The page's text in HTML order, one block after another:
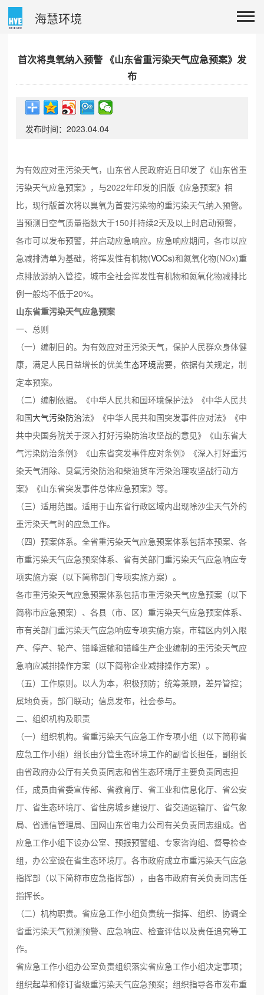
海慧环境
首次将臭氧纳入预警 《山东省重污染天气应急预案》发
布
发布时间：2023.04.04
为有效应对重污染天气，山东省人民政府近日印发了《山东省重
污染天气应急预案》，与2022年印发的旧版《应急预案》相
比，现行版首次将以臭氧为首要污染物的重污染天气纳入预警。
当预测日空气质量指数大于150并持续2天及以上时启动预警，
各市可以发布预警，并启动应急响应。应急响应期间，各市以应
急减排清单为基础，将挥发性有机物(VOCs)和氮氧化物(NOx)重
点排放源纳入管控，城市全社会挥发性有机物和氮氧化物减排比
例一般均不低于20%。
山东省重污染天气应急预案
一、总则
（一）编制目的。为有效应对重污染天气，保护人民群众身体健
康，满足人民日益增长的优美生态环境需要，依据有关规定，制
定本预案。
（二）编制依据。《中华人民共和国环境保护法》《中华人民共
和国大气污染防治法》《中华人民共和国突发事件应对法》《中
共中央国务院关于深入打好污染防治攻坚战的意见》《山东省大
气污染防治条例》《山东省突发事件应对条例》《深入打好重污
染天气消除、臭氧污染防治和柴油货车污染治理攻坚战行动方
案》《山东省突发事件总体应急预案》等。
（三）适用范围。适用于山东省行政区域内出现除沙尘天气外的
重污染天气时的应急工作。
（四）预案体系。全省重污染天气应急预案体系包括本预案、各
市重污染天气应急预案体系、省有关部门重污染天气应急响应专
项实施方案（以下简称部门专项实施方案）。
各市重污染天气应急预案体系包括市重污染天气应急预案（以下
简称市应急预案）、各县（市、区）重污染天气应急预案体系、
市有关部门重污染天气应急响应专项实施方案，市辖区内列入限
产、停产、轮产、错峰运输和错峰生产企业编制的重污染天气应
急响应减排操作方案（以下简称企业减排操作方案）。
（五）工作原则。以人为本，积极预防；统筹兼顾，差异管控；
属地负责，部门联动；信息发布，社会参与。
二、组织机构及职责
（一）组织机构。省重污染天气应急工作专项小组（以下简称省
应急工作小组）组长由分管生态环境工作的副省长担任，副组长
由省政府办公厅有关负责同志和省生态环境厅主要负责同志担
任，成员由省委宣传部、省教育厅、省工业和信息化厅、省公安
厅、省生态环境厅、省住房城乡建设厅、省交通运输厅、省气象
局、省通信管理局、国网山东省电力公司有关负责同志组成。省
应急工作小组下设办公室、预报预警组、专家咨询组、督导检查
组，办公室设在省生态环境厅。各市政府成立市重污染天气应急
指挥部（以下简称市应急指挥部），由各市政府有关负责同志任
指挥长。
（二）机构职责。省应急工作小组负责统一指挥、组织、协调全
省重污染天气预测预警、应急响应、检查评估以及责任追究等工
作。
省应急工作小组办公室负责组织落实省应急工作小组决定事项；
组织起草和修订省级重污染天气应急预案；组织指导各市发布重